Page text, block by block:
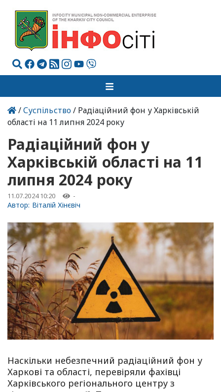
/Суспільство/ Радіаційний фон у Харківській
області на 11 липня 2024 року
Радіаційний фон у
Харківській області на 11
липня 2024 року
11.07.2024 10:20 -
Автор: Віталій Хінєвіч
Наскільки небезпечний радіаційний фон у
Харкові та області, перевіряли фахівці
Харківського регіонального центру з